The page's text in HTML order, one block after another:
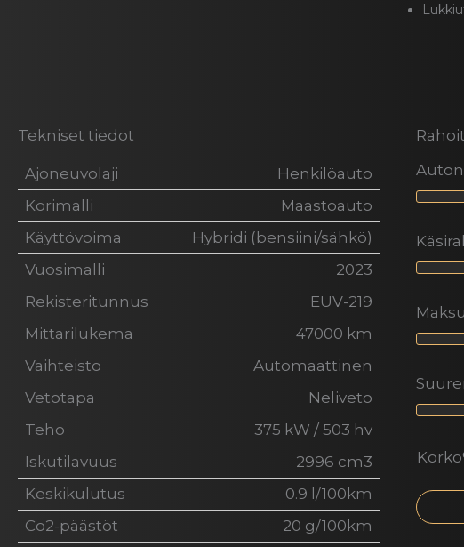
Tekniset tiedot
Ajoneuvolaji
Henkilöauto
Korimalli
Maastoauto
Käyttövoima
Hybridi (bensiini/sähkö)
Vuosimalli
2023
Rekisteritunnus
EUV-219
Mittarilukema
47000 km
Vaihteisto
Automaattinen
Vetotapa
Neliveto
Teho
375 kW / 503 hv
Iskutilavuus
2996 cm3
Keskikulutus
0.9 l/100km
Co2-päästöt
20 g/100km